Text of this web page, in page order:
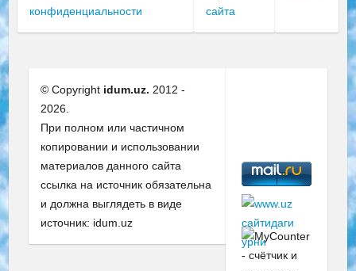
конфиденциальности
сайта
© Copyright idum.uz. 2012 -
2026.
При полном или частичном
копировании и использовании
материалов данного сайта
ссылка на источник обязательна
и должна выглядеть в виде
источник: idum.uz